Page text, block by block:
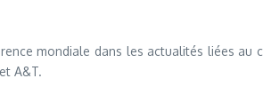
mondiale dans les actualités liées au
A&T.